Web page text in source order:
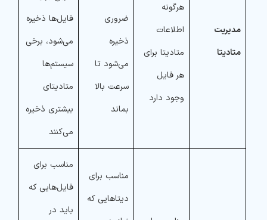
مدیریت
متادیتا
هرگونه
اطلاعات
متادیتا برای
هر فایل
وجود دارد
ضروری
ذخیره
می‌شود تا
سرعت بالا
بماند
فایل‌ها ذخیره
می‌شود، برخی
سیستم‌ها
متادیتای
بیشتری ذخیره
می‌کنند
مناسب برای
دیتاهایی که
مناسب برای
فایل‌هایی که
باید در